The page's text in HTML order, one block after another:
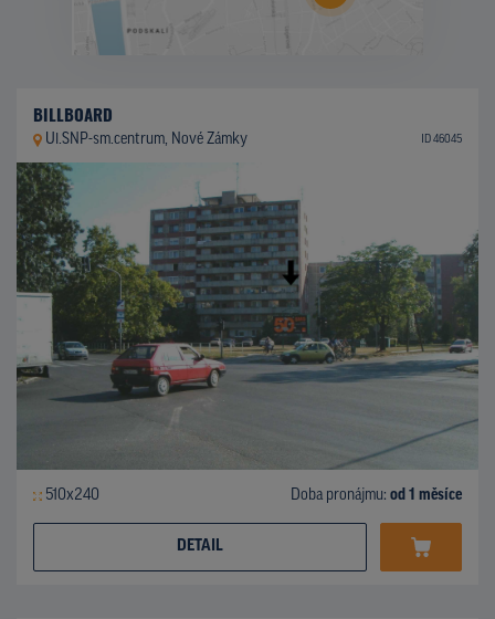
BILLBOARD
Ul.SNP-sm.centrum, Nové Zámky ID 46045
510x240 Doba pronájmu: od 1 měsíce
DETAIL